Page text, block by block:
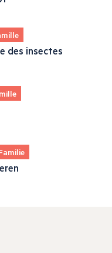
des insectes